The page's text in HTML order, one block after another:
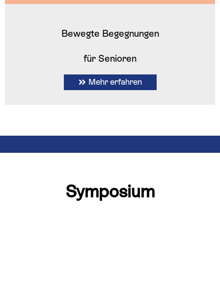
Bewegte Begegnungen
für Senioren
Mehr erfahren
Symposium